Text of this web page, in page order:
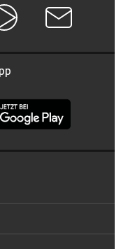
App Store
Salzburg im
Salzburg
von Land Salzburg
ON
Newsletter